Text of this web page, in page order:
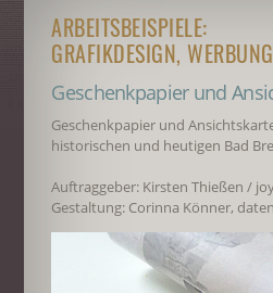
ARBEITSBEISPIELE:
GRAFIKDESIGN,
Geschenkpapier und
Geschenkpapier und
historischen und heutigen Bad
Auftraggeber: Kirsten Thießen /
Gestaltung: Corinna Könner,